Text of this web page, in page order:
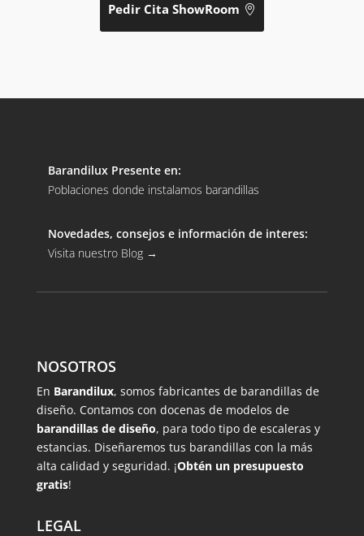
Pedir Cita ShowRoom
Barandilux Presente en:
Poblaciones donde instalamos barandillas
Novedades, consejos e información de interes:
Visita nuestro Blog →
NOSOTROS
En Barandilux, somos fabricantes de barandillas de
diseño. Contamos con docenas de modelos de
barandillas de diseño, para todo tipo de escaleras y
estancias. Diseñaremos tus barandillas con la más
alta calidad y seguridad. ¡Obtén un presupuesto
gratis!
LEGAL